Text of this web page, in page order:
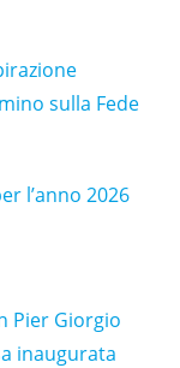
sulla Fede
l’anno 2026
Pier Giorgio
inaugurata